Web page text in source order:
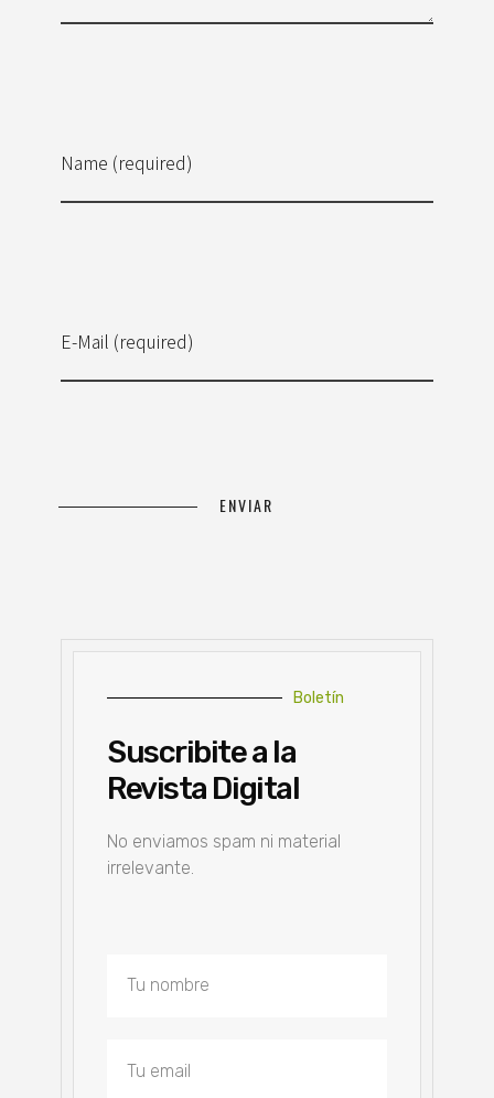
Name (required)
E-Mail (required)
Boletín
Suscribite a la
Revista Digital
No enviamos spam ni material
irrelevante.